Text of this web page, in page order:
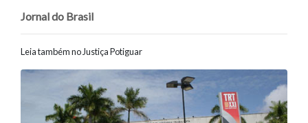
Jornal do Brasil
Leia também no Justiça Potiguar
Navegação entre posts